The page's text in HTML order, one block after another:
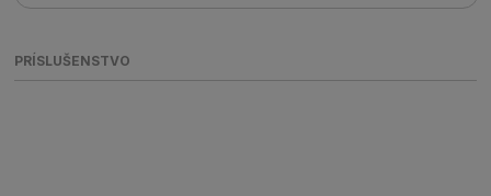
PRÍSLUŠENSTVO